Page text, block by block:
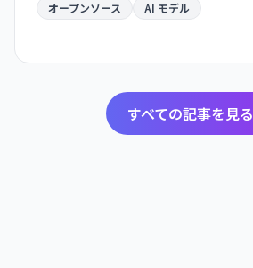
オープンソース
AI モデル
すべての記事を見る